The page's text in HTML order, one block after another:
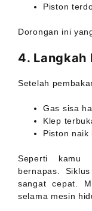
Piston
Dorongan ini
4. Langkah
Setelah
Gas sisa
Klep
Piston naik
Seperti kamu
bernapas.
sangat cepat.
selama mesin